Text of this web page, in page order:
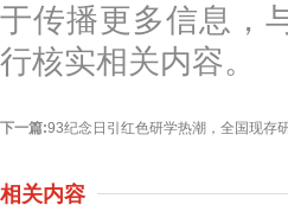
于传播更多信息，
行核实相关内容。
下一篇:93纪念日引红色研学热潮，全国现存
相关内容